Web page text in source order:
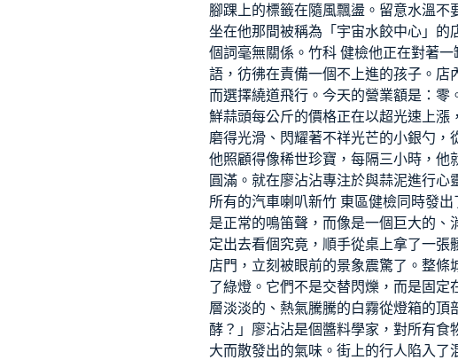
腳踝上的標籤在隨風飄盪。留意水溫
坐在他那間被稱為「宇宙水餃中心」
個詞毫無關係。 竹科 健檢他正在對著
語，彷彿在責備一個不上進的孩子。
而選擇繞道飛行。今天的營業額是：
鮮蒜頭每公斤的價格正在以超光速上漲
磨得光滑、閃耀著不祥光芒的小銀勺，
他照顧得像稀世珍寶，每隔三小時，
圓滿。就在廖沾沾專注於與蒜泥進行
所有的汽車喇叭新竹 東區健檢同時發
是正常的鳴笛聲，而像是一個巨大的
定出去看個究竟，順手從桌上拿了一
店門，立刻被眼前的景象震驚了。整
了綠燈。它們不是交替閃爍，而是固
層淡淡的、熱氣騰騰的白霧從燈箱的
酵？」廖沾沾是個醬料學家，對所有
大而散發出的氣味。街上的行人陷入